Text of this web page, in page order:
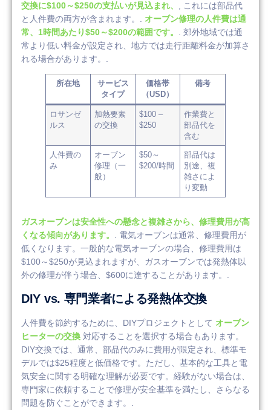
交換に$100～$250の支払いが見込まれ、
, これには部品代
と人件費の両方が含まれます。. オーブン修理の人件費は通
常、1時間あたり$50～$200の範囲です。
. 郊外地域では通
常より低い料金が設定され、地方では走行距離料金が加算さ
れる場合があります。.
所在地
サービス
タイプ
価格帯
（USD）
備考
ロサンゼ
ルス
加熱要素
の交換
$100 –
$250
作業費と
部品代を
含む
人件費の
み
オーブン
修理（一
般）
$50～
$200/時間
部品代は
別途、複
雑さによ
り変動
ガスオーブンは安全性への懸念と複雑さから、修理費用が高
くなる傾向があります。
. 電気オーブンは通常、修理費用が
低くなります。一般的な電気オーブンの場合、修理費用は
$100～$250が見込まれますが、ガスオーブンでは発熱体以
外の修理が伴う場合、$600に達することがあります。.
DIY vs. 専門業者による発熱体交換
人件費を節約するために、DIYプロジェクトとして オーブン
ヒーターの交換 対応することを選択する場合もあります。
DIY交換では、通常、部品代のみに費用が限定され、標準モ
デルでは$25程度と低価格です。ただし、基本的な工具と電
気安全に関する明確な理解が必要です。経験がない場合は、
専門家に依頼することで修理が安全基準を満たし、さらなる
問題を防ぐことができます。.